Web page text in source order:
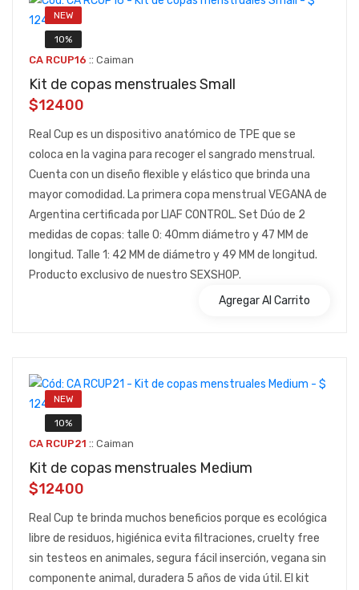
NEW
10%
CA RCUP16 :: Caiman
Kit de copas menstruales Small
$12400
Real Cup es un dispositivo anatómico de TPE que se
coloca en la vagina para recoger el sangrado menstrual.
Cuenta con un diseño flexible y elástico que brinda una
mayor comodidad. La primera copa menstrual VEGANA de
Argentina certificada por LIAF CONTROL. Set Dúo de 2
medidas de copas: talle 0: 40mm diámetro y 47 MM de
longitud. Talle 1: 42 MM de diámetro y 49 MM de longitud.
Producto exclusivo de nuestro SEXSHOP.
Agregar Al Carrito
NEW
10%
CA RCUP21 :: Caiman
Kit de copas menstruales Medium
$12400
Real Cup te brinda muchos beneficios porque es ecológica
libre de residuos, higiénica evita filtraciones, cruelty free
sin testeos en animales, segura fácil inserción, vegana sin
componente animal, duradera 5 años de vida útil. El kit